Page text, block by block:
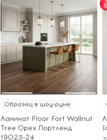
Образец в шоу-руме
Ламинат Floor Fort Wallnut
Tree Орех Портленд
19023-24